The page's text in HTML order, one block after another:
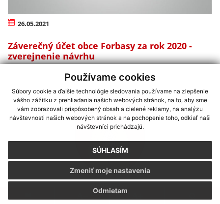
Používame cookies
Súbory cookie a ďalšie technológie sledovania používame na zlepšenie
vášho zážitku z prehliadania našich webových stránok, na to, aby sme
vám zobrazovali prispôsobený obsah a cielené reklamy, na analýzu
návštevnosti našich webových stránok a na pochopenie toho, odkiaľ naši
návštevníci prichádzajú.
SÚHLASÍM
Odmietam
Zmeniť moje nastavenia
26.05.2021
Záverečný účet obce Forbasy za rok 2020 -
zverejnenie návrhu